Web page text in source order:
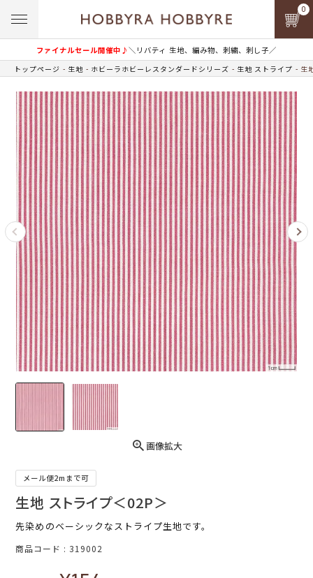
ファイナルセール開催中♪＼リバティ 生地、編み物、刺繍、刺し子／
0
トップページ 生地 ホビーラホビーレスタンダードシリーズ 生地 ストライプ 生
画像拡大
メール便2mまで可
生地 ストライプ＜02P＞
先染めのベーシックなストライプ生地です。
商品コード 319002